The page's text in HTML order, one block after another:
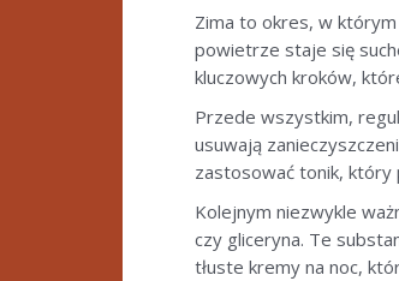
Zima to okres, w
powietrze staje się
kluczowych kroków,
Przede wszystkim,
usuwają
zastosować tonik, który
Kolejnym niezwykle
czy gliceryna. Te
tłuste kremy na noc,